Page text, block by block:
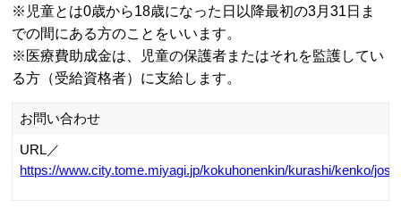
方はお早めにご申請ください。（令和6年10月21日17時15
分時点）
予算に到達しましたら受付を終了しますので、あらかじめ
ご了承ください。
詳しくは↓
東松島市定住化促進事業補助金交付制度